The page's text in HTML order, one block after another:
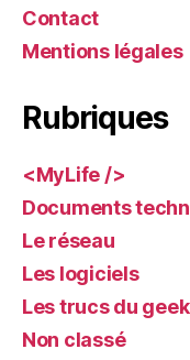
Contact
Mentions légales
Rubriques
<MyLife />
Documents
Le réseau
Les logiciels
Les trucs du geek
Non classé